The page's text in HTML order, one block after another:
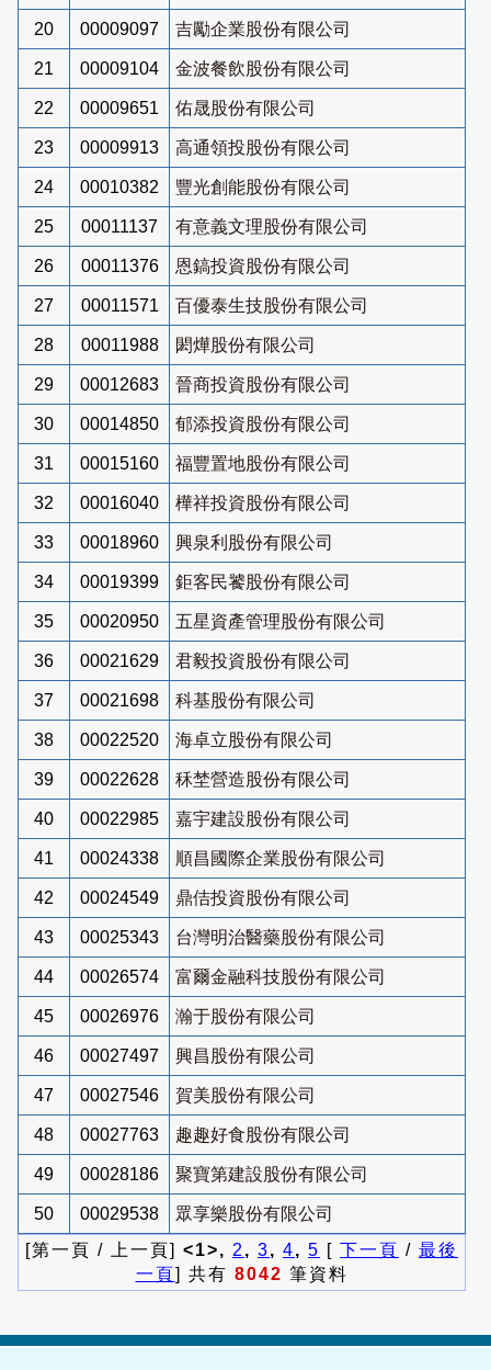
20 00009097 吉勵企業股份有限公司
21 00009104 金波餐飲股份有限公司
22 00009651 佑晟股份有限公司
23 00009913 高通領投股份有限公司
24 00010382 豐光創能股份有限公司
25 00011137 有意義文理股份有限公司
26 00011376 恩鎬投資股份有限公司
27 00011571 百優泰生技股份有限公司
28 00011988 閎燁股份有限公司
29 00012683 晉商投資股份有限公司
30 00014850 郁添投資股份有限公司
31 00015160 福豐置地股份有限公司
32 00016040 樺祥投資股份有限公司
33 00018960 興泉利股份有限公司
34 00019399 鉅客民饕股份有限公司
35 00020950 五星資產管理股份有限公司
36 00021629 君毅投資股份有限公司
37 00021698 科基股份有限公司
38 00022520 海卓立股份有限公司
39 00022628 秝埜營造股份有限公司
40 00022985 嘉宇建設股份有限公司
41 00024338 順昌國際企業股份有限公司
42 00024549 鼎佶投資股份有限公司
43 00025343 台灣明治醫藥股份有限公司
44 00026574 富爾金融科技股份有限公司
45 00026976 瀚于股份有限公司
46 00027497 興昌股份有限公司
47 00027546 賀美股份有限公司
48 00027763 趣趣好食股份有限公司
49 00028186 聚寶第建設股份有限公司
50 00029538
眾享樂股份有限公司
[第一頁 / 上一頁] <1>, 2 , 3, 4, 5 [ 下一頁 / 最後
一頁] 共有 8042 筆資料